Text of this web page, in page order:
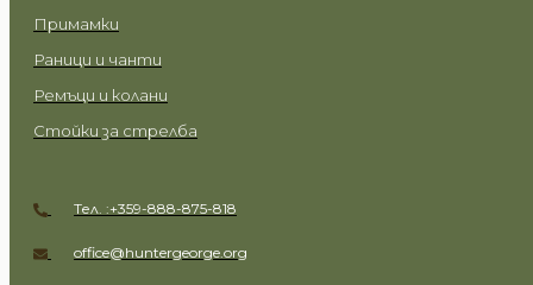
Примамки
Раници и чанти
Ремъци и колани
Стойки за стрелба
Тел. :+359-888-875-818
office@huntergeorge.org